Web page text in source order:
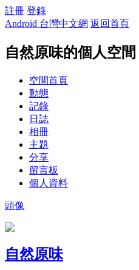
註冊 登錄
Android 台灣中文網 返回首頁
自然原味的個人空間
空間首頁
動態
記錄
日誌
相冊
主題
分享
留言板
個人資料
頭像
自然原味